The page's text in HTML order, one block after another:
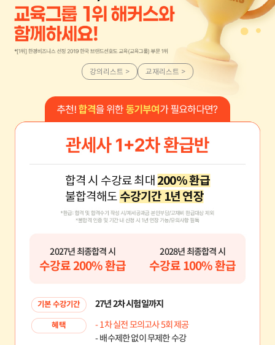
합격 시 수강료 최대 200% 환급
불합격해도 수강기간 1년 연장
2027년 최종합격 시
수강료 200% 환급
2028년 최종합격 시
수강료 100% 환급
기본 수강기간 27년 2차 시험일까지
혜택
- 1차 실전 모의고사 5회 제공
- 배수제한 없이 무제한 수강
강의리스트 > 교재리스트 >